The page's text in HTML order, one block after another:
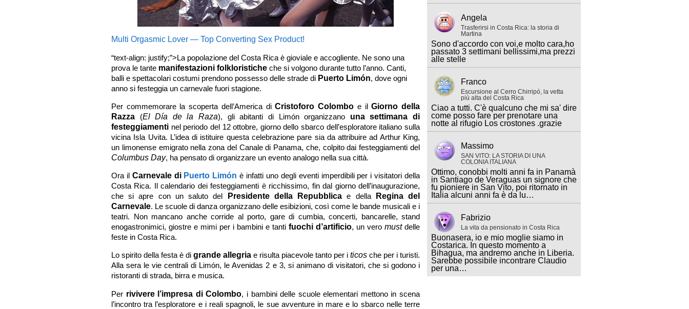
Multi Orgasmic Lover — Top Converting Sex Product!
“text-align: justify;”>La popolazione del Costa Rica è gioviale e accogliente. Ne sono una
prova le tante manifestazioni folkloristiche che si volgono durante tutto l’anno. Canti,
balli e spettacolari costumi prendono possesso delle strade di Puerto Limón, dove ogni
anno si festeggia un carnevale fuori stagione.
Per commemorare la scoperta dell’America diCristoforo Colombo e ilGiorno della
Razza (El Día de la Raza), gli abitanti di Limón organizzano una settimana di
festeggiamenti nel periodo del 12 ottobre, giorno dello sbarco dell’esploratore italiano sulla
vicina Isla Uvita. L’idea di istituire questa celebrazione pare sia da attribuire ad Arthur King,
un limonense emigrato nella zona del Canale di Panama, che, colpito dai festeggiamenti del
Columbus Day, ha pensato di organizzare un evento analogo nella sua città.
Ora il Carnevale di Puerto Limón è infatti uno degli eventi imperdibili per i visitatori della
Costa Rica. Il calendario dei festeggiamenti è ricchissimo, fin dal giorno dell’inaugurazione,
che si apre con un saluto del
Presidente della Repubblica e della
Regina del
Carnevale. Le scuole di danza organizzano delle esibizioni, così come le bande musicali e i
teatri. Non mancano anche corride al porto, gare di cumbia, concerti, bancarelle, stand
enogastronimici, giostre e mimi per i bambini e tanti fuochi d’artificio, un vero mustdelle
feste in Costa Rica.
Lo spirito della festa è di grande allegria e risulta piacevole tanto per i ticos che per i turisti.
Alla sera le vie centrali di Limón, le Avenidas 2 e 3, si animano di visitatori, che si godono i
ristoranti di strada, birra e musica.
Per rivivere l’impresa di Colombo, i bambini delle scuole elementari mettono in scena
l’incontro tra l’esploratore e i reali spagnoli, le sue avventure in mare e lo sbarco nelle terre
Angela
Trasferirsi in Costa Rica: la storia di
Martina
Sono d'accordo con voi,e molto cara,ho
passato 3 settimani bellissimi,ma prezzi
alle stelle
Franco
Escursione al Cerro Chirripó, la vetta
più alta del Costa Rica
Ciao a tutti. C'è qualcuno che mi sa' dire
come posso fare per prenotare una
notte al rifugio Los crostones .grazie
Massimo
SAN VITO: LA STORIA DI UNA
COLONIA ITALIANA
Ottimo, conobbi molti anni fa in Panamà
in Santiago de Veraguas un signore che
fu pioniere in San Vito, poi ritornato in
Italia alcuni anni fa è da lu…
Fabrizio
La vita da pensionato in Costa Rica
Buonasera, io e mio moglie siamo in
Costarica. In questo momento a
Bihagua, ma andremo anche in Liberia.
Sarebbe possibile incontrare Claudio
per una…